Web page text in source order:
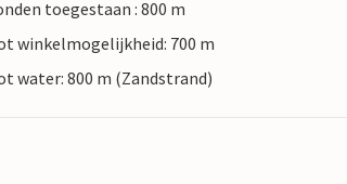
toegestaan : 800 m
winkelmogelijkheid: 700 m
water: 800 m (Zandstrand)